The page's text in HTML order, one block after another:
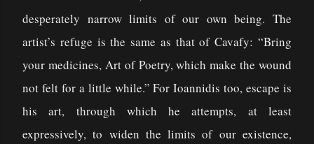
desperately narrow limits of our own being. The
artist’s refuge is the same as that of Cavafy: “Bring
your medicines, Art of Poetry, which make the wound
not felt for a little while.” For Ioannidis too, escape is
his art, through which he attempts, at least
expressively, to widen the limits of our existence,